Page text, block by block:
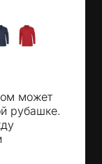
может
рубашке.